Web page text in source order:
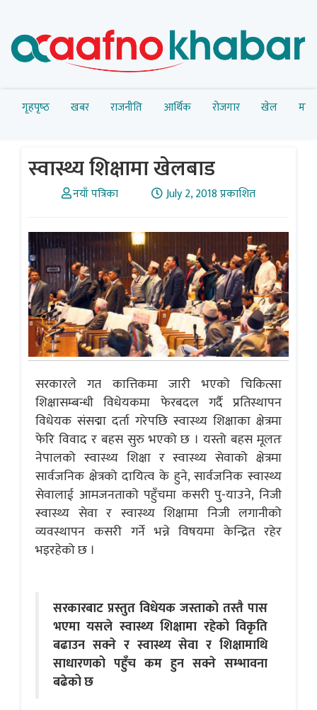
गृहपृष्‍ठ खबर राजनीति आर्थिक रोजगार खेल
स्वास्थ्य शिक्षामा खेलबाड
नयाँ पत्रिका July 2, 2018 प्रकाशित
सरकारले गत कात्तिकमा जारी भएको चिकित्सा
शिक्षासम्बन्धी विधेयकमा फेरबदल गर्दै प्रतिस्थापन
विधेयक संसद्मा दर्ता गरेपछि स्वास्थ्य शिक्षाका क्षेत्रमा
फेरि विवाद र बहस सुरु भएको छ । यस्तो बहस मूलतः
नेपालको स्वास्थ्य शिक्षा र स्वास्थ्य सेवाको क्षेत्रमा
सार्वजनिक क्षेत्रको दायित्व के हुने, सार्वजनिक स्वास्थ्य
सेवालाई आमजनताको पहुँचमा कसरी पु-याउने, निजी
स्वास्थ्य सेवा र स्वास्थ्य शिक्षामा निजी लगानीको
व्यवस्थापन कसरी गर्ने भन्ने विषयमा केन्द्रित रहेर
भइरहेको छ ।
सरकारबाट प्रस्तुत विधेयक जस्ताको तस्तै पास
भएमा यसले स्वास्थ्य शिक्षामा रहेको विकृति
बढाउन सक्ने र स्वास्थ्य सेवा र शिक्षामाथि
साधारणको पहुँच कम हुन सक्ने सम्भावना
बढेको छ